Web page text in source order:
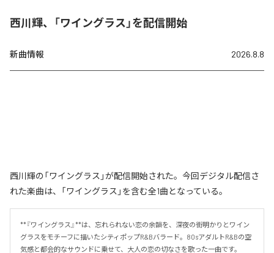
西川輝、「ワイングラス」を配信開始
新曲情報 2026.8.8
西川輝の「ワイングラス」が配信開始された。今回デジタル配信さ
れた楽曲は、「ワイングラス」を含む全1曲となっている。
**『ワイングラス』**は、忘れられない恋の余韻を、深夜の街明かりとワイン
グラスをモチーフに描いたシティポップR&Bバラード。80sアダルトR&Bの空
気感と都会的なサウンドに乗せて、大人の恋の切なさを歌った一曲です。